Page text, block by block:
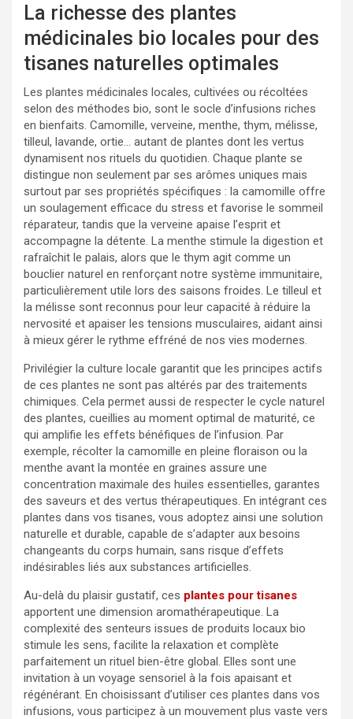
La richesse des plantes
médicinales bio locales pour des
tisanes naturelles optimales
Les plantes médicinales locales, cultivées ou récoltées
selon des méthodes bio, sont le socle d’infusions riches
en bienfaits. Camomille, verveine, menthe, thym, mélisse,
tilleul, lavande, ortie… autant de plantes dont les vertus
dynamisent nos rituels du quotidien. Chaque plante se
distingue non seulement par ses arômes uniques mais
surtout par ses propriétés spécifiques : la camomille offre
un soulagement efficace du stress et favorise le sommeil
réparateur, tandis que la verveine apaise l’esprit et
accompagne la détente. La menthe stimule la digestion et
rafraîchit le palais, alors que le thym agit comme un
bouclier naturel en renforçant notre système immunitaire,
particulièrement utile lors des saisons froides. Le tilleul et
la mélisse sont reconnus pour leur capacité à réduire la
nervosité et apaiser les tensions musculaires, aidant ainsi
à mieux gérer le rythme effréné de nos vies modernes.
Privilégier la culture locale garantit que les principes actifs
de ces plantes ne sont pas altérés par des traitements
chimiques. Cela permet aussi de respecter le cycle naturel
des plantes, cueillies au moment optimal de maturité, ce
qui amplifie les effets bénéfiques de l’infusion. Par
exemple, récolter la camomille en pleine floraison ou la
menthe avant la montée en graines assure une
concentration maximale des huiles essentielles, garantes
des saveurs et des vertus thérapeutiques. En intégrant ces
plantes dans vos tisanes, vous adoptez ainsi une solution
naturelle et durable, capable de s’adapter aux besoins
changeants du corps humain, sans risque d’effets
indésirables liés aux substances artificielles.
Au-delà du plaisir gustatif, ces plantes pour tisanes
apportent une dimension aromathérapeutique. La
complexité des senteurs issues de produits locaux bio
stimule les sens, facilite la relaxation et complète
parfaitement un rituel bien-être global. Elles sont une
invitation à un voyage sensoriel à la fois apaisant et
régénérant. En choisissant d’utiliser ces plantes dans vos
infusions, vous participez à un mouvement plus vaste vers